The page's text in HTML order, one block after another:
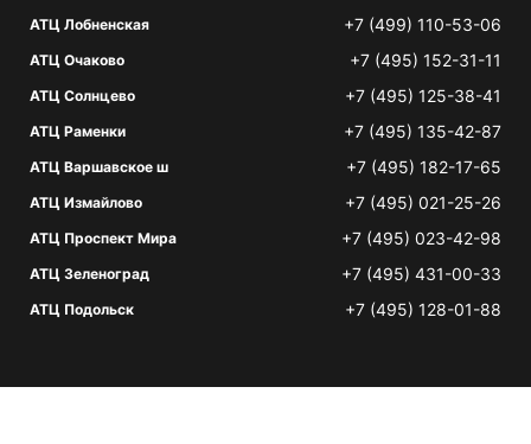
АТЦ Лобненская +7 (499) 110-53-06
АТЦ Очаково +7 (495) 152-31-11
АТЦ Солнцево +7 (495) 125-38-41
АТЦ Раменки +7 (495) 135-42-87
АТЦ Варшавское ш +7 (495) 182-17-65
АТЦ Измайлово +7 (495) 021-25-26
АТЦ Проспект Мира +7 (495) 023-42-98
АТЦ Зеленоград +7 (495) 431-00-33
АТЦ Подольск +7 (495) 128-01-88